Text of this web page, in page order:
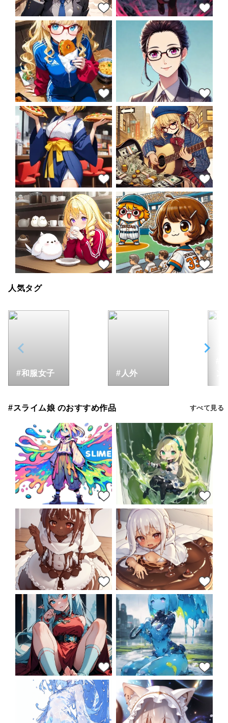
33 34
34 35
37 43
46 49
人気タグ
#和服女子 #人外
#スライム娘 のおすすめ作品 すべて見る
79 38
38 25
25 22